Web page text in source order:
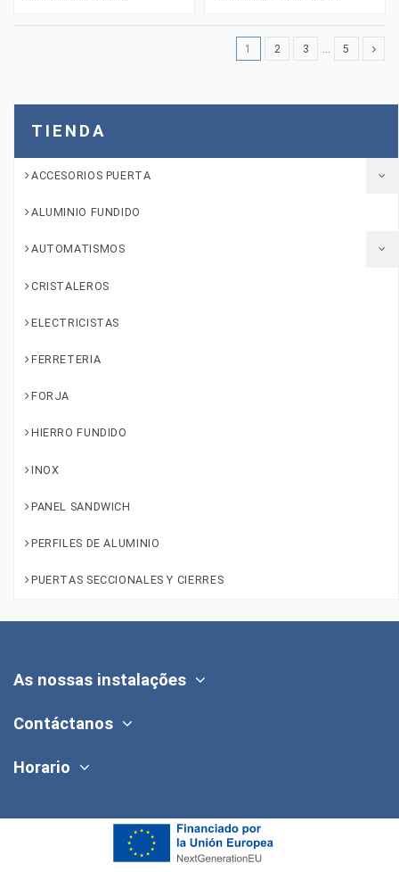
1 2 3 5
TIENDA
ACCESORIOS PUERTA
ALUMINIO FUNDIDO
AUTOMATISMOS
CRISTALEROS
ELECTRICISTAS
FERRETERIA
FORJA
HIERRO FUNDIDO
INOX
PANEL SANDWICH
PERFILES DE ALUMINIO
PUERTAS SECCIONALES Y CIERRES
As nossas instalações
Contáctanos
Horario